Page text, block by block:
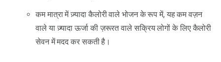
कम मात्रा में ज़्यादा कैलोरी वाले भोजन के रूप में, यह कम वज़न
वाले या ज़्यादा ऊर्जा की ज़रूरत वाले सक्रिय लोगों के लिए कैलोरी
सेवन में मदद कर सकती है।